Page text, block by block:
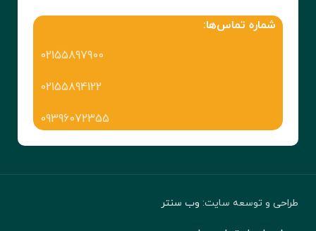
شماره تماس‌ها:
02155897900
02155894122
09396072355
طراحی و توسعه سایت: وب سنتر